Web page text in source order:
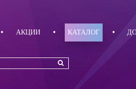
АКЦИИ КАТАЛОГ